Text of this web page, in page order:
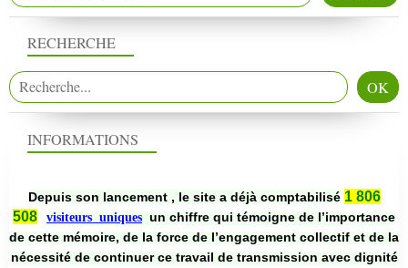
RECHERCHE
INFORMATIONS
Depuis son lancement , le site a déjà comptabilisé 1 806
508
visiteurs uniques un chiffre qui témoigne de l’importance
de cette mémoire, de la force de l’engagement collectif et de la
nécessité de continuer ce travail de transmission avec dignité